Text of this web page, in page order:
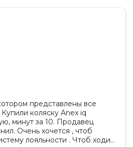
представлены все
коляску Anex iq
минут за 10. Продавец
, чтоб
лояльности . Чтоб ходить